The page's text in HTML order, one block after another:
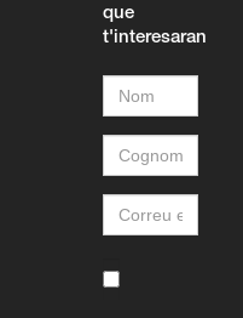
que
t'interesaran